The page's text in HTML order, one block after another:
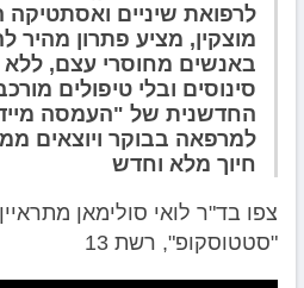
לרפואת שיניים ואסתטיקה
מוצקין, מציע פתרון מהיר
באנשים מחוסרי עצם,
סינוסים ובלי טיפולים
החדשנית של "העמסה
למרפאה בבוקר ויוצאים
חיוך מלא וחדש
צפו בד"ר לואי סולימאן
"סטטוסקופ", רשת 13